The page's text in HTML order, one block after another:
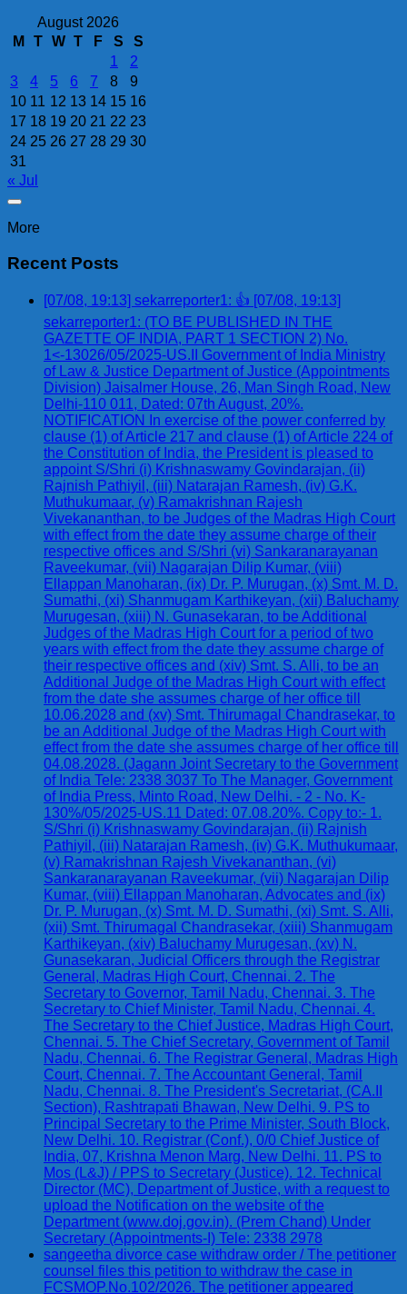
August 2026
M
T W T F S
S
1
2
3
4 5 6 7 8
9
10 11 12 13 14 15 16
17 18 19 20 21 22 23
24 25 26 27 28 29 30
31
« Jul
More
Recent Posts
[07/08, 19:13] sekarreporter1: 👍 [07/08, 19:13]
sekarreporter1: (TO BE PUBLISHED IN THE
GAZETTE OF INDIA, PART 1 SECTION 2) No.
1<-13026/05/2025-US.II Government of India Ministry
of Law & Justice Department of Justice (Appointments
Division) Jaisalmer House, 26, Man Singh Road, New
Delhi-110 011, Dated: 07th August, 20%.
NOTIFICATION In exercise of the power conferred by
clause (1) of Article 217 and clause (1) of Article 224 of
the Constitution of India, the President is pleased to
appoint S/Shri (i) Krishnaswamy Govindarajan, (ii)
Rajnish Pathiyil, (iii) Natarajan Ramesh, (iv) G.K.
Muthukumaar, (v) Ramakrishnan Rajesh
Vivekananthan, to be Judges of the Madras High Court
with effect from the date they assume charge of their
respective offices and S/Shri (vi) Sankaranarayanan
Raveekumar, (vii) Nagarajan Dilip Kumar, (viii)
Ellappan Manoharan, (ix) Dr. P. Murugan, (x) Smt. M. D.
Sumathi, (xi) Shanmugam Karthikeyan, (xii) Baluchamy
Murugesan, (xiii) N. Gunasekaran, to be Additional
Judges of the Madras High Court for a period of two
years with effect from the date they assume charge of
their respective offices and (xiv) Smt. S. Alli, to be an
Additional Judge of the Madras High Court with effect
from the date she assumes charge of her office till
10.06.2028 and (xv) Smt. Thirumagal Chandrasekar, to
be an Additional Judge of the Madras High Court with
effect from the date she assumes charge of her office till
04.08.2028. (Jagann Joint Secretary to the Government
of India Tele: 2338 3037 To The Manager, Government
of India Press, Minto Road, New Delhi. - 2 - No. K-
130%/05/2025-US.11 Dated: 07.08.20%. Copy to:- 1.
S/Shri (i) Krishnaswamy Govindarajan, (ii) Rajnish
Pathiyil, (iii) Natarajan Ramesh, (iv) G.K. Muthukumaar,
(v) Ramakrishnan Rajesh Vivekananthan, (vi)
Sankaranarayanan Raveekumar, (vii) Nagarajan Dilip
Kumar, (viii) Ellappan Manoharan, Advocates and (ix)
Dr. P. Murugan, (x) Smt. M. D. Sumathi, (xi) Smt. S. Alli,
(xii) Smt. Thirumagal Chandrasekar, (xiii) Shanmugam
Karthikeyan, (xiv) Baluchamy Murugesan, (xv) N.
Gunasekaran, Judicial Officers through the Registrar
General, Madras High Court, Chennai. 2. The
Secretary to Governor, Tamil Nadu, Chennai. 3. The
Secretary to Chief Minister, Tamil Nadu, Chennai. 4.
The Secretary to the Chief Justice, Madras High Court,
Chennai. 5. The Chief Secretary, Government of Tamil
Nadu, Chennai. 6. The Registrar General, Madras High
Court, Chennai. 7. The Accountant General, Tamil
Nadu, Chennai. 8. The President's Secretariat, (CA.II
Section), Rashtrapati Bhawan, New Delhi. 9. PS to
Principal Secretary to the Prime Minister, South Block,
New Delhi. 10. Registrar (Conf.), 0/0 Chief Justice of
India, 07, Krishna Menon Marg, New Delhi. 11. PS to
Mos (L&J) / PPS to Secretary (Justice). 12. Technical
Director (MC), Department of Justice, with a request to
upload the Notification on the website of the
Department (www.doj.gov.in). (Prem Chand) Under
Secretary (Appointments-I) Tele: 2338 2978
sangeetha divorce case withdraw order / The petitioner
counsel files this petition to withdraw the case in
FCSMOP.No.102/2026. The petitioner appeared